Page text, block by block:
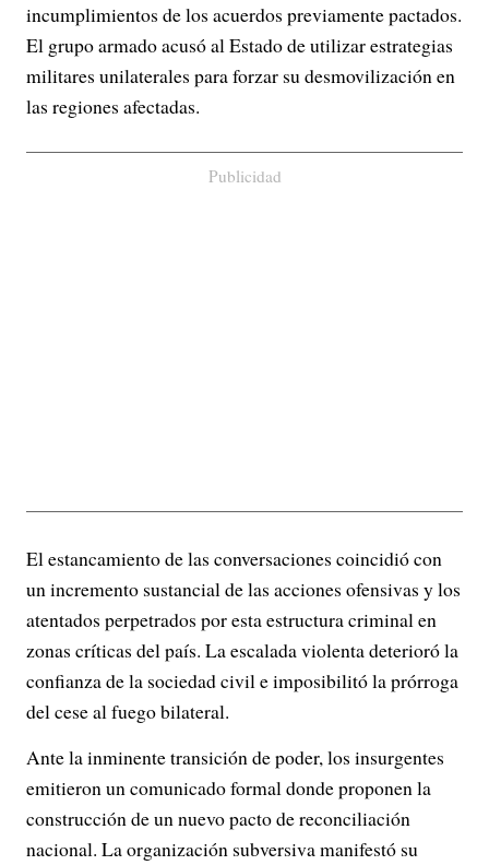
incumplimientos de los acuerdos previamente pactados.
El grupo armado acusó al Estado de utilizar estrategias
militares unilaterales para forzar su desmovilización en
las regiones afectadas.
Publicidad
El estancamiento de las conversaciones coincidió con
un incremento sustancial de las acciones ofensivas y los
atentados perpetrados por esta estructura criminal en
zonas críticas del país. La escalada violenta deterioró la
confianza de la sociedad civil e imposibilitó la prórroga
del cese al fuego bilateral.
Ante la inminente transición de poder, los insurgentes
emitieron un comunicado formal donde proponen la
construcción de un nuevo pacto de reconciliación
nacional. La organización subversiva manifestó su